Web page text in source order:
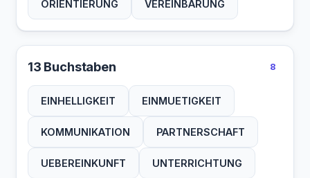
ORIENTIERUNG VEREINBARUNG
13 Buchstaben 8
EINHELLIGKEIT EINMUETIGKEIT
KOMMUNIKATION PARTNERSCHAFT
UEBEREINKUNFT UNTERRICHTUNG